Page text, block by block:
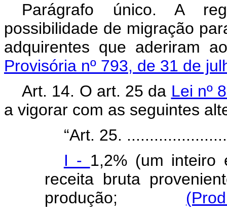
Parágrafo único. A
possibilidade de migração
adquirentes que aderiram
Provisória nº 793, de 31 de
Art. 14. O art. 25 da Lei nº
a vigorar com as seguintes
“Art. 25.
I - 1,2% (um inteiro
receita bruta
produção;